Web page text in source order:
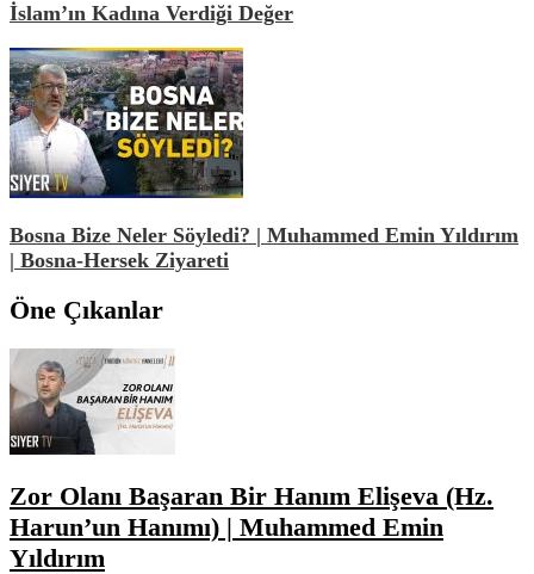
İslam’ın Kadına Verdiği Değer
Bosna Bize Neler Söyledi? | Muhammed Emin Yıldırım
| Bosna-Hersek Ziyareti
Öne Çıkanlar
Zor Olanı Başaran Bir Hanım Elişeva (Hz.
Harun’un Hanımı) | Muhammed Emin
Yıldırım